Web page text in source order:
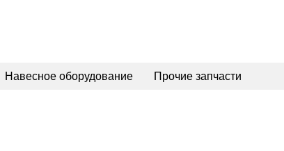
Навесное оборудование Прочие запчасти